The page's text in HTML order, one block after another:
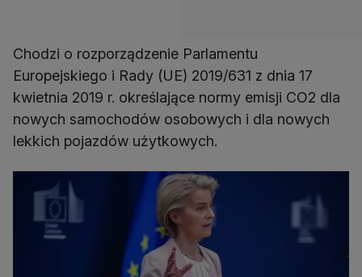
Chodzi o rozporządzenie Parlamentu
Europejskiego i Rady (UE) 2019/631 z dnia 17
kwietnia 2019 r. określające normy emisji CO2 dla
nowych samochodów osobowych i dla nowych
lekkich pojazdów użytkowych.